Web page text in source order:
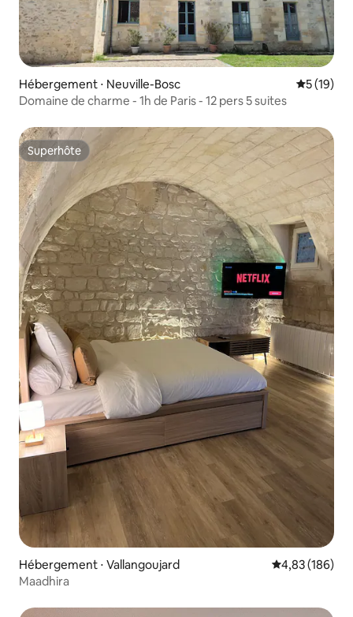
Hébergement ⋅ Neuville-Bosc
5 (19)
Domaine de charme - 1h de Paris - 12 pers 5 suites
Superhôte
Superhôte
Hébergement ⋅ Vallangoujard Évaluation
4,83 (186)
Maadhira